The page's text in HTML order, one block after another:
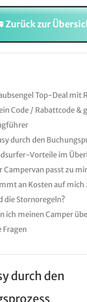
Zurück zur
Top-Deal mit
Code / Rabattcode &
durch den
Vorteile im
Campervan passt zu
an Kosten auf mich
die Stornoregeln?
ich meinen Camper
Fragen
durch den